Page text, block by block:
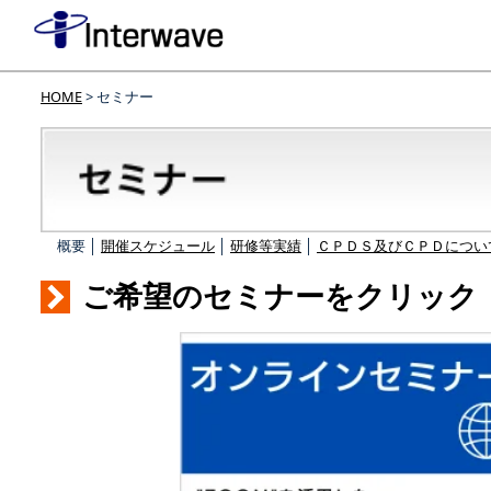
HOME> セミナー
概要 │ 開催スケジュール 研修等実績 ＣＰＤＳ及びＣＰＤにつ
ご希望のセミナーをクリック